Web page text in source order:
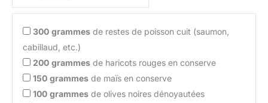
300 grammes de restes de poisson cuit (saumon,
cabillaud, etc.)
200 grammes de haricots rouges en conserve
150 grammes de maïs en conserve
100 grammes de olives noires dénoyautées